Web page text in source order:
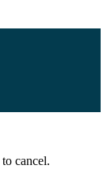
to cancel.